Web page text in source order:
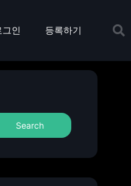
그인 등록하기